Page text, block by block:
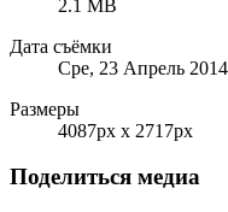
2.1 MB
Дата съёмки
Сре, 23 Апрель
Размеры
4087px x 2717px
Поделиться медиа